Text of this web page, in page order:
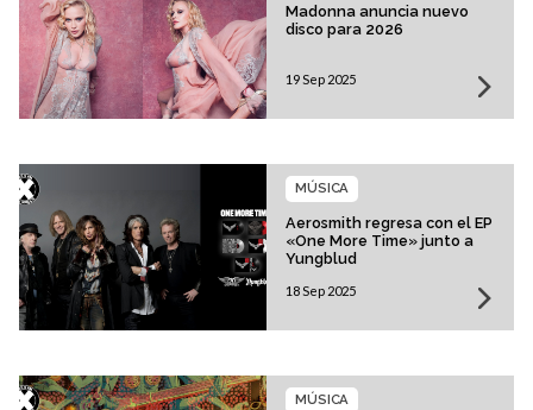
Madonna anuncia nuevo
disco para 2026
19 Sep 2025
Aerosmith regresa con el EP
«One More Time» junto a
Yungblud
MÚSICA
18 Sep 2025
MÚSICA